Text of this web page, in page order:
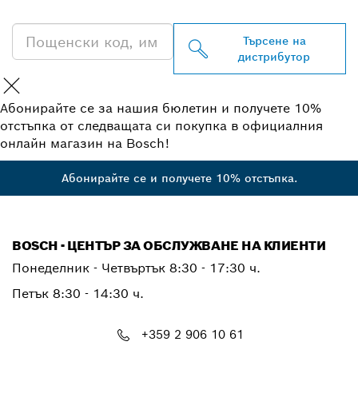
Търсене на
дистрибутор
Абонирайте се за нашия бюлетин и получете 10%
отстъпка от следващата си покупка в официалния
онлайн магазин на Bosch!
Абонирайте се и получете 10% отстъпка.
BOSCH - ЦЕНТЪР ЗА ОБСЛУЖВАНЕ НА КЛИЕНТИ
Понеделник - Четвъртък 8:30 - 17:30 ч.
Петък 8:30 - 14:30 ч.
+359 2 906 10 61